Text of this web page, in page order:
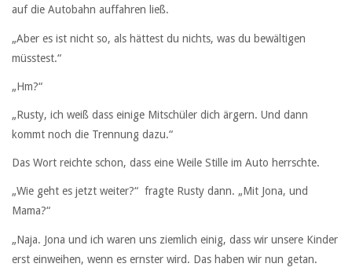
auf die Autobahn auffahren ließ.
„Aber es ist nicht so, als hättest du nichts, was du bewältigen
müsstest.“
„Hm?“
„Rusty, ich weiß dass einige Mitschüler dich ärgern. Und dann
kommt noch die Trennung dazu.“
Das Wort reichte schon, dass eine Weile Stille im Auto herrschte.
„Wie geht es jetzt weiter?“ fragte Rusty dann. „Mit Jona, und
Mama?“
„Naja. Jona und ich waren uns ziemlich einig, dass wir unsere Kinder
erst einweihen, wenn es ernster wird. Das haben wir nun getan.